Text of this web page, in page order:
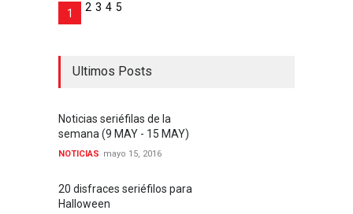
1 2 3 4 5
Ultimos Posts
Noticias seriéfilas de la
semana (9 MAY - 15 MAY)
NOTICIAS mayo 15, 2016
20 disfraces seriéfilos para
Halloween